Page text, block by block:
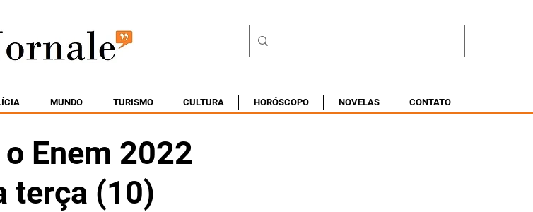
MUNDO TURISMO CULTURA HORÓSCOPO NOVELAS CONTATO
Enem 2022
terça (10)